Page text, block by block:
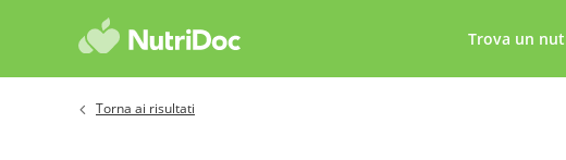
Trova un
Torna ai risultati